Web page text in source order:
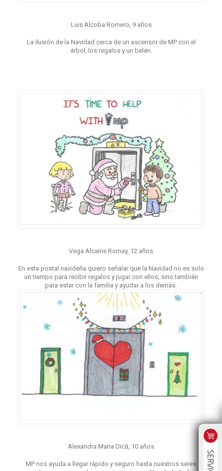
Luis Alcoba Romero, 9 años
La ilusión de la Navidad cerca de un ascensor de MP con el
árbol, los regalos y un belén.
Vega Alcaine Romay, 12 años
En esta postal navideña quiero señalar que la Navidad no es solo
un tiempo para recibir regalos y jugar con ellos, sino también
para estar con la familia y ayudar a los demás.
Alexandra Maria Dică, 10 años
MP nos ayuda a llegar rápido y seguro hasta nuestros seres